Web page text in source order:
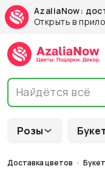
AzaliaNow:
Открыть в
Розы
Доставка цветов